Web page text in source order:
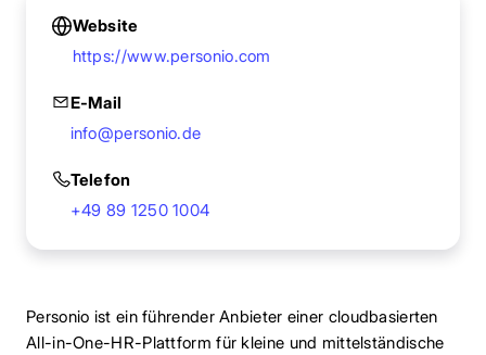
Website
https://www.personio.com
E-Mail
info@personio.de
Telefon
+49 89 1250 1004
Personio ist ein führender Anbieter einer cloudbasierten
All-in-One-HR-Plattform für kleine und mittelständische